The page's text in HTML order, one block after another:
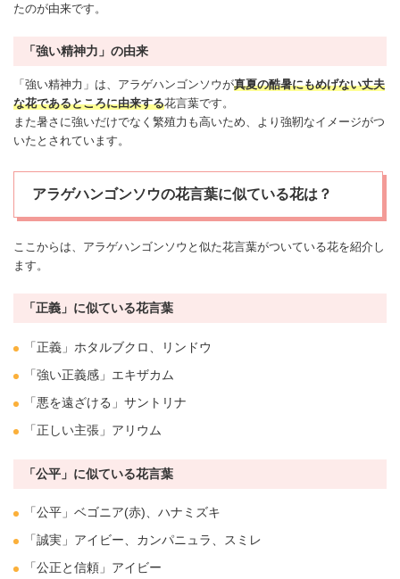
たのが由来です。
「強い精神力」の由来
「強い精神力」は、アラゲハンゴンソウが真夏の酷暑にもめげない丈夫
な花であるところに由来する花言葉です。
また暑さに強いだけでなく繁殖力も高いため、より強靭なイメージがつ
いたとされています。
アラゲハンゴンソウの花言葉に似ている花は？
ここからは、アラゲハンゴンソウと似た花言葉がついている花を紹介し
ます。
「正義」に似ている花言葉
「正義」 ホタルブクロ
リンドウ
「強い正義感」エキザカム
「悪を遠ざける」サントリナ
「正しい主張」アリウム
「公平」に似ている花言葉
「公平」 ベゴニア(赤)、 ハナミズキ
「誠実」 アイビー カンパニュラ
スミレ
「公正と信頼」 アイビー